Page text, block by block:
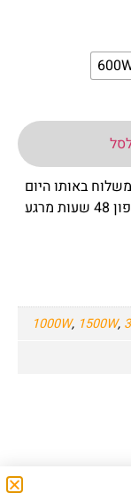
באותו היום
או 24 שעות מרגע ההזמנה , מרכז, השרון, וצפון 48 שעות מרגע
1000W, 1500W,